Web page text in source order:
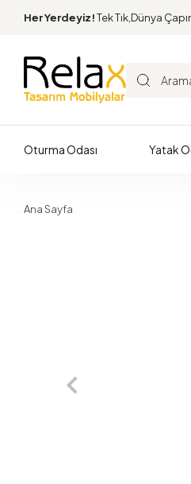
Her Yerdeyiz!Tek Tık,Dünya
Oturma Odası Yatak
Ana Sayfa